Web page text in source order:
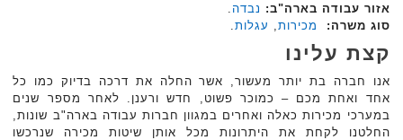
אזור עבודה בארה"ב: נבדה
סוג משרה:
מכירות עגלות
קצת עלינו
אנו חברה בת יותר מעשור, אשר החלה את דרכה בדיוק כמו כל
אחד ואחת מכם – כמוכר פשוט, חדש ורענן. לאחר מספר שנים
במערכי מכירות כאלה ואחרים במגוון חברות עבודה בארה"ב שונות,
החלטנו לקחת את היתרונות מכל אותן שיטות מכירה שנרכשו